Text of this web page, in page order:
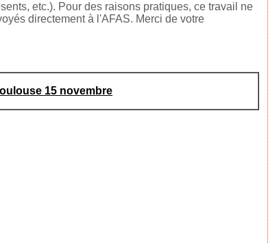
etc.). Pour des raisons pratiques, ce travail ne
directement à l'AFAS. Merci de votre
15 novembre